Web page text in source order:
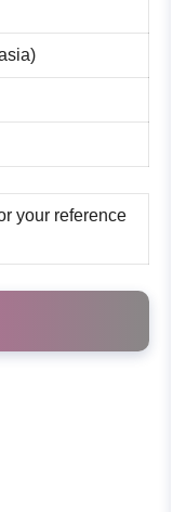
your reference